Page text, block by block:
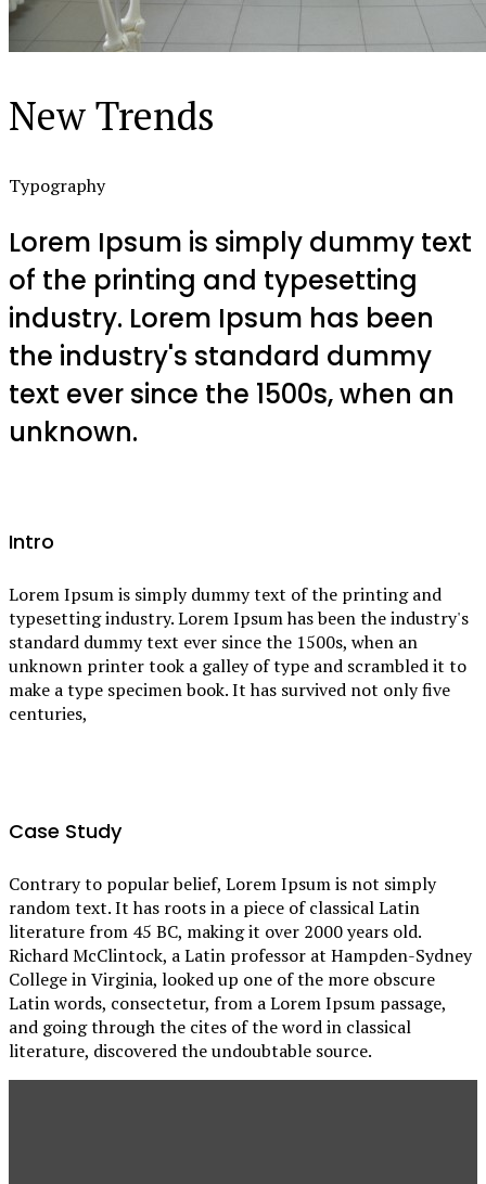
New Trends
Typography
Lorem Ipsum is simply dummy text
of the printing and typesetting
industry. Lorem Ipsum has been
the industry's standard dummy
text ever since the 1500s, when an
unknown.
Intro
Lorem Ipsum is simply dummy text of the printing and
typesetting industry. Lorem Ipsum has been the industry's
standard dummy text ever since the 1500s, when an
unknown printer took a galley of type and scrambled it to
make a type specimen book. It has survived not only five
centuries,
Case Study
Contrary to popular belief, Lorem Ipsum is not simply
random text. It has roots in a piece of classical Latin
literature from 45 BC, making it over 2000 years old.
Richard McClintock, a Latin professor at Hampden-Sydney
College in Virginia, looked up one of the more obscure
Latin words, consectetur, from a Lorem Ipsum passage,
and going through the cites of the word in classical
literature, discovered the undoubtable source.